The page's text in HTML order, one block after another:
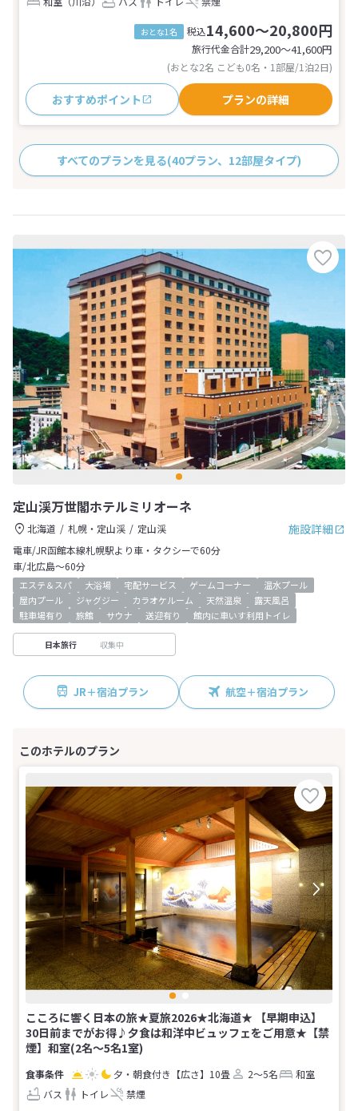
おとな1名 税込14,600～20,800円
旅行代金合計29,200〜41,600円
(おとな2名 こども0名・1部屋/1泊2日)
おすすめポイント プランの詳細
すべてのプランを見る(40プラン、12部屋タイプ)
定山渓万世閣ホテルミリオーネ
施設詳細
北海道 札幌・定山渓
定山渓
電車/JR函館本線札幌駅より車・タクシーで60分
車/北広島～60分
エステ＆スパ 大浴場 宅配サービス ゲームコーナー
温水プール
屋内プール
ジャグジー カラオケルーム 天然温泉
露天風呂
駐車場有り
旅館 サウナ 送迎有り 館内に車いす利用トイレ
日本旅行 収集中
JR＋宿泊プラン 航空＋宿泊プラン
こころに響く日本の旅★夏旅2026★北海道★ 【早期申込】
30日前までがお得♪夕食は和洋中ビュッフェをご用意★【禁
煙】和室(2名～5名1室)
夕・朝食付き 【広さ】10畳 2～5名
和室
バス
トイレ 禁煙